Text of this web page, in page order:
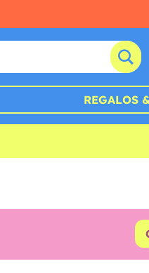
REGALOS